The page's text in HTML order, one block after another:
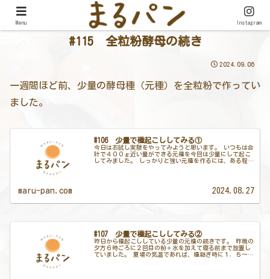
#115 全粒粉酵母の続き
2024.09.06
一週間ほど前、少量の酵母種（元種）を全粒粉で作ってい
ました。
#106 少量で種起こししてみる①
今日はお試し実験をやってみようと思います。 いつもは合
計で４００ｇ近い量ができる元種を今回は少量にして起こ
してみました。 しっかりと強い元種を作るには、ある程度
maru-pan.com 2024.08.27
#107 少量で種起こししてみる②
昨日から種起こししている少量の元種の続きです。 昨晩の
夕方６時ごろに２回目の粉＋水を加えて寝る前まで放置し
ていました。 夏場の気温であれば、種継ぎ時に１．５～２
Menu Instagram